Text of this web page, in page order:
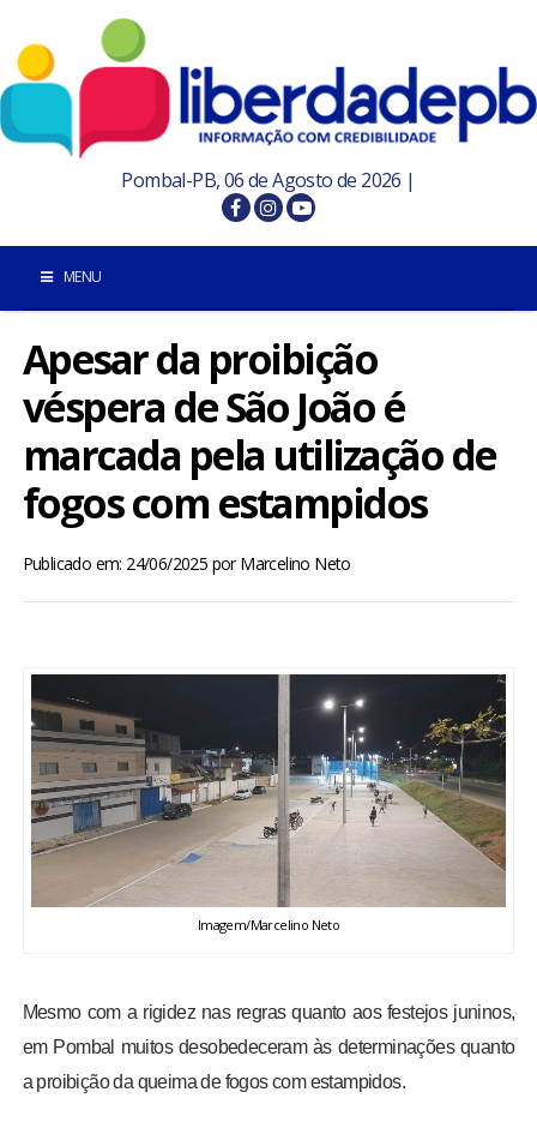
Pombal-PB, 06 de Agosto de 2026 |
MENU
POMBAL E REGIÃO
ENTRETENIMENTO
ENQUETE
TV LPB
Apesar da proibição
véspera de São João é
marcada pela utilização de
fogos com estampidos
Publicado em: 24/06/2025 porMarcelino Neto
Imagem/Marcelino Neto
Mesmo com a rigidez nas regras quanto aos festejos juninos,
em Pombal muitos desobedeceram às determinações quanto
a proibição da queima de fogos com estampidos.